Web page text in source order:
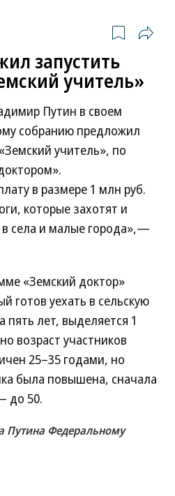
запустить
учитель»
Путин в своем
собранию предложил
учитель», по
в размере 1 млн руб.
которые захотят и
села и малые города»,—
«Земский доктор»
готов уехать в сельскую
пять лет, выделяется 1
возраст участников
25–35 годами, но
была повышена, сначала
до 50.
Путина Федеральному